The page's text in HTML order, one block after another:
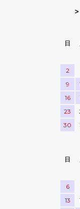
>
日
2
9
16
23
30
日
6
13